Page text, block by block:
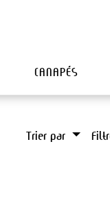
CANAPÉS
Trier par